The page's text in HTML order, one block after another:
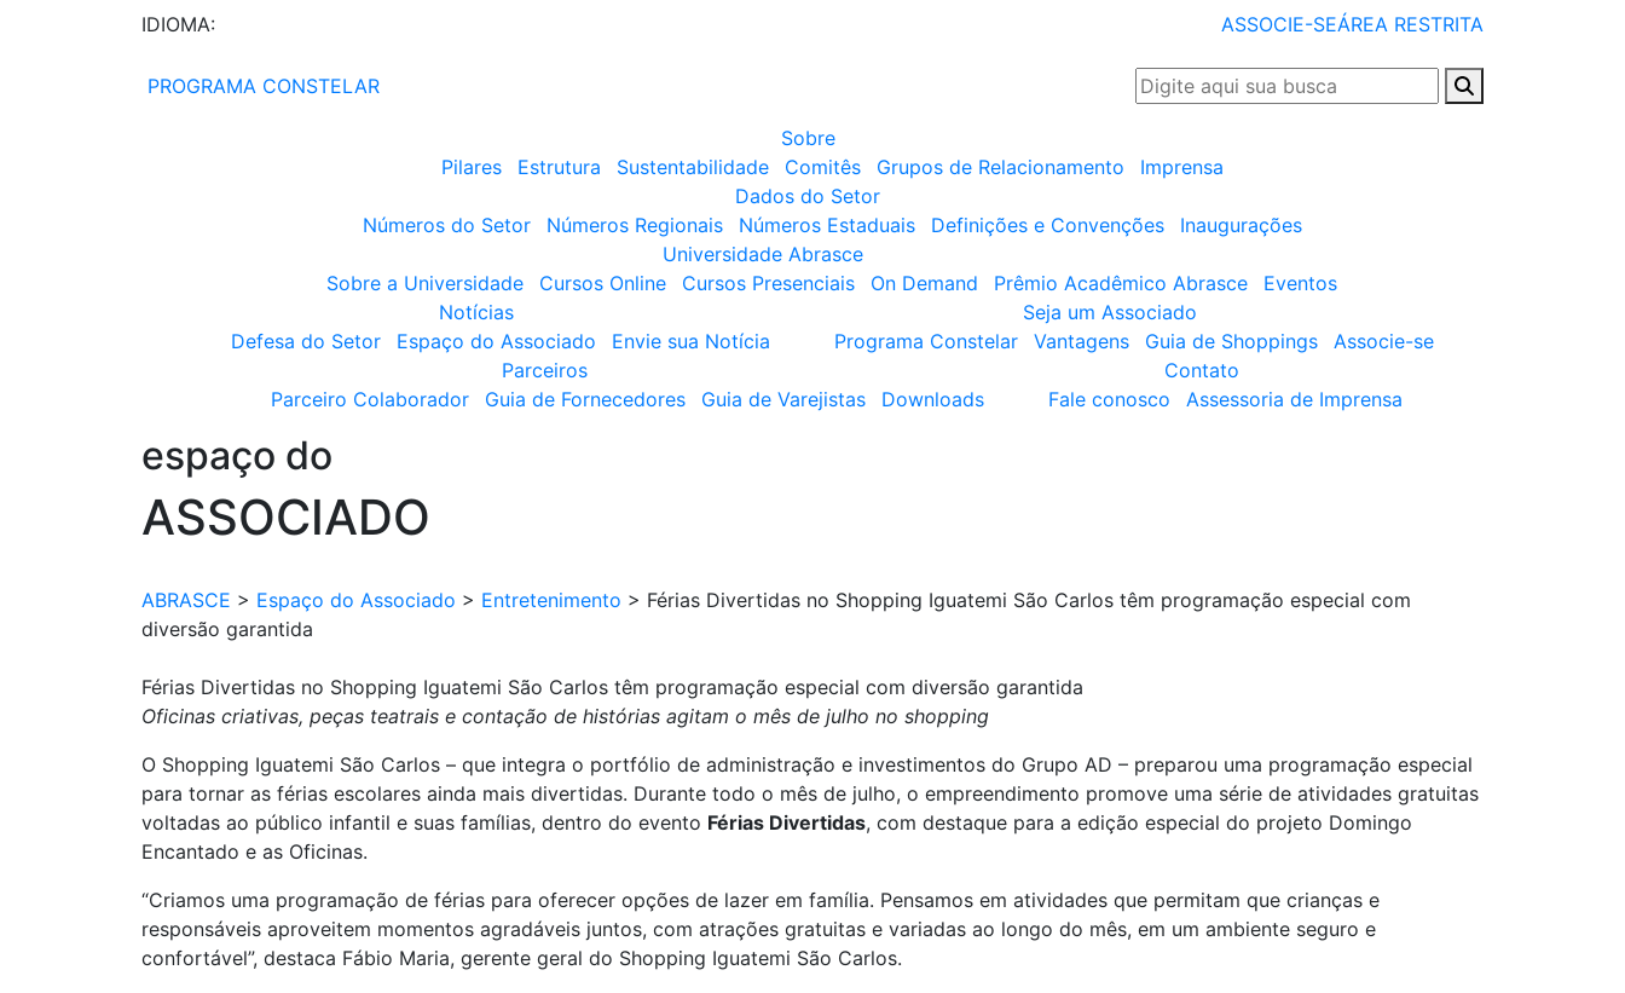
IDIOMA: ASSOCIE-SEÁREA RESTRITA
PROGRAMA CONSTELAR
Sobre
Pilares
Estrutura Sustentabilidade Comitês Grupos de Relacionamento
Imprensa
Dados do Setor
Números do Setor
Números Regionais Números Estaduais Definições e Convenções
Inaugurações
Universidade Abrasce
Sobre a Universidade
Cursos Online Cursos Presenciais On Demand Prêmio Acadêmico Abrasce
Eventos
Notícias
Defesa do Setor
Espaço do Associado Envie sua Notícia
Seja um Associado
Programa Constelar
Vantagens Guia de Shoppings
Associe-se
Parceiros
Parceiro Colaborador
Guia de Fornecedores Guia de Varejistas Downloads
Contato
Fale conosco
Assessoria de Imprensa
espaço do
ASSOCIADO
ABRASCE > Espaço do Associado > Entretenimento > Férias Divertidas no Shopping Iguatemi São Carlos têm programação especial com
diversão garantida
Férias Divertidas no Shopping Iguatemi São Carlos têm programação especial com diversão garantida
Oficinas criativas, peças teatrais e contação de histórias agitam o mês de julho no shopping
O Shopping Iguatemi São Carlos – que integra o portfólio de administração e investimentos do Grupo AD – preparou uma programação especial
para tornar as férias escolares ainda mais divertidas. Durante todo o mês de julho, o empreendimento promove uma série de atividades gratuitas
voltadas ao público infantil e suas famílias, dentro do evento Férias Divertidas, com destaque para a edição especial do projeto Domingo
Encantado e as Oficinas.
“Criamos uma programação de férias para oferecer opções de lazer em família. Pensamos em atividades que permitam que crianças e
responsáveis aproveitem momentos agradáveis juntos, com atrações gratuitas e variadas ao longo do mês, em um ambiente seguro e
confortável”, destaca Fábio Maria, gerente geral do Shopping Iguatemi São Carlos.